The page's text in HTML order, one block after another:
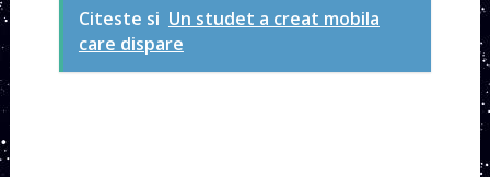
Citeste si Un studet a creat mobila
care dispare